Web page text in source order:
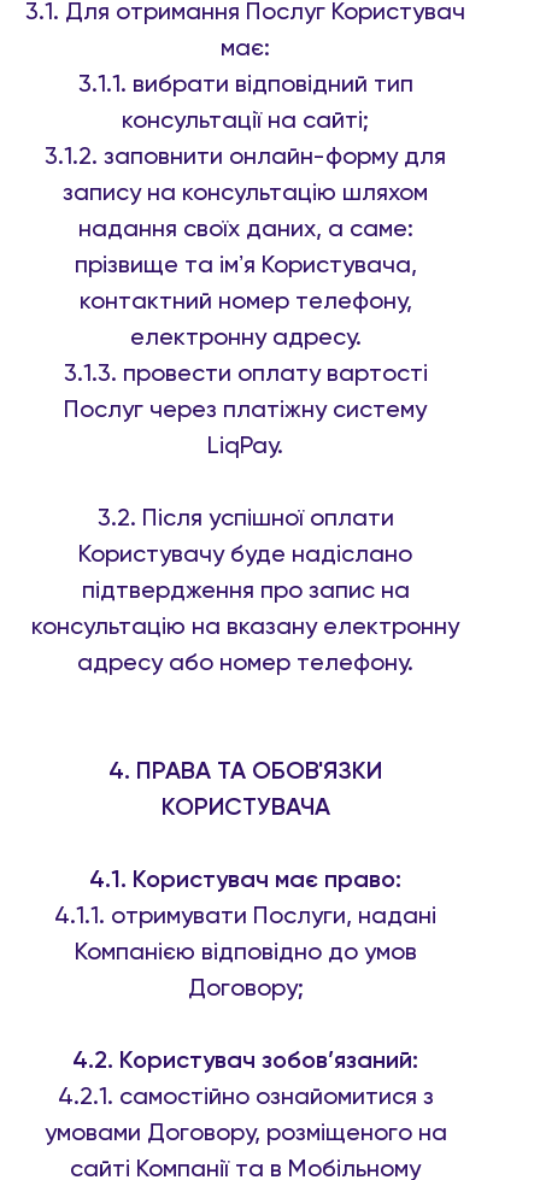
3.1. Для отримання Послуг Користувач
має:
3.1.1. вибрати відповідний тип
консультації на сайті;
3.1.2. заповнити онлайн-форму для
запису на консультацію шляхом
надання своїх даних, а саме:
прізвище та імʼя Користувача,
контактний номер телефону,
електронну адресу.
3.1.3. провести оплату вартості
Послуг через платіжну систему
LiqPay.
3.2. Після успішної оплати
Користувачу буде надіслано
підтвердження про запис на
консультацію на вказану електронну
адресу або номер телефону.
4. ПРАВА ТА ОБОВ'ЯЗКИ
КОРИСТУВАЧА
4.1. Користувач має право:
4.1.1. отримувати Послуги, надані
Компанією відповідно до умов
Договору;
4.2. Користувач зобов’язаний:
4.2.1. самостійно ознайомитися з
умовами Договору, розміщеного на
сайті Компанії та в Мобільному